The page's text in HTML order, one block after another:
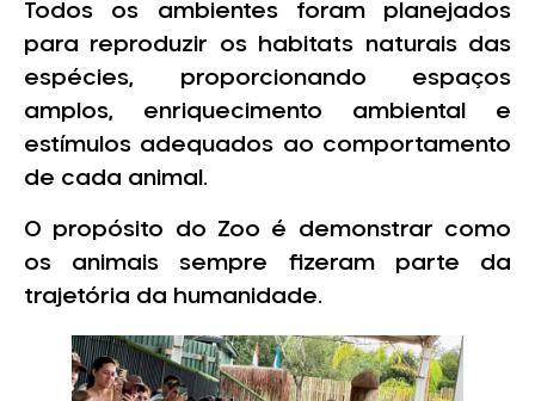
Todos os ambientes foram planejados
para reproduzir os habitats naturais das
espécies, proporcionando espaços
amplos, enriquecimento ambiental e
estímulos adequados ao comportamento
de cada animal.
O propósito do Zoo é demonstrar como
os animais sempre fizeram parte da
trajetória da humanidade.